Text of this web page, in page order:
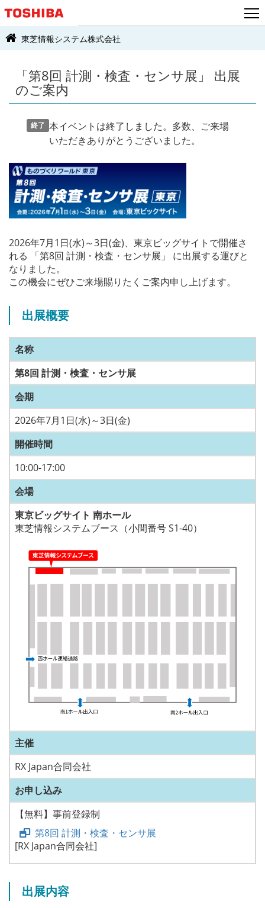
東芝情報システム株式会社
「第8回 計測・検査・センサ展」 出展
のご案内
終了 本イベントは終了しました。多数、ご来場
いただきありがとうございました。
2026年7月1日(水)～3日(金)、東京ビッグサイトで開催さ
れる 「第8回 計測・検査・センサ展」 に出展する運びと
なりました。
この機会にぜひご来場賜りたくご案内申し上げます。
出展概要
名称
第8回 計測・検査・センサ展
会期
2026年7月1日(水)～3日(金)
開催時間
10:00-17:00
会場
東京ビッグサイト 南ホール
東芝情報システムブース（小間番号 S1-40）
主催
RX Japan合同会社
お申し込み
【無料】事前登録制
第8回 計測・検査・センサ展
[RX Japan合同会社]
出展内容